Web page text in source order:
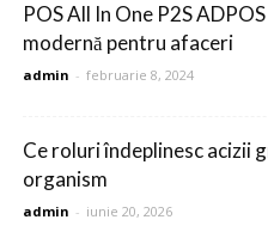
POS All In One P2S
modernă pentru afaceri
admin - februarie 8, 2024
Ce roluri îndeplinesc acizii
organism
admin - iunie 20, 2026